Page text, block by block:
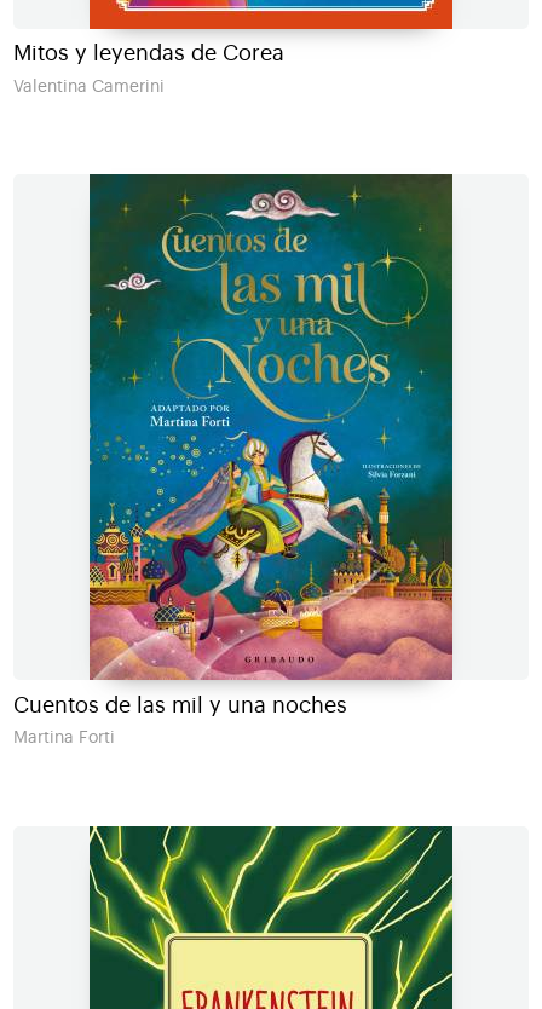
Mitos y leyendas de Corea
Valentina Camerini
Cuentos de las mil y una noches
Martina Forti